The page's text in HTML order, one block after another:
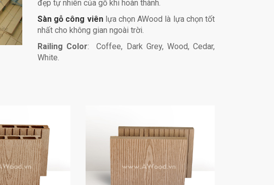
đẹp tự nhiên của gỗ khi hoàn thành.
Sàn gỗ công viênlựa chọn AWood là lựa chọn tốt
nhất cho không gian ngoài trời.
Railing Color: Coffee, Dark Grey, Wood, Cedar,
White.